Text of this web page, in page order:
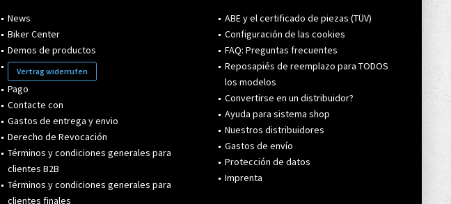
News
Biker Center
Demos de productos
Vertrag widerrufen
Pago
Contacte con
Gastos de entrega y envio
Derecho de Revocación
Términos y condiciones generales para
clientes B2B
Términos y condiciones generales para
clientes finales
ABE y el certificado de piezas (TÜV)
Configuración de las cookies
FAQ: Preguntas frecuentes
Reposapiés de reemplazo para TODOS
los modelos
Convertirse en un distribuidor?
Ayuda para sistema shop
Nuestros distribuidores
Gastos de envío
Protección de datos
Imprenta